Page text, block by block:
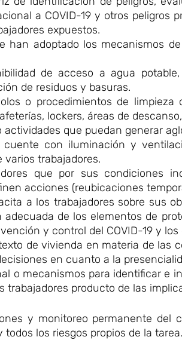
a COVID-19 y otros peligros
expuestos.
han adoptado los mecanismos
de acceso a agua
de residuos y basuras.
o procedimientos de
lockers, áreas de
actividades que puedan generar
con iluminación y
trabajadores.
que por sus condiciones
acciones (reubicaciones
a los trabajadores sobre sus
adecuada de los elementos de
y control del COVID-19 y
de vivienda en materia de las
en cuanto a la
o mecanismos para identificar e
trabajadores producto de las
y monitoreo permanente
todos los riesgos propios de la tarea.